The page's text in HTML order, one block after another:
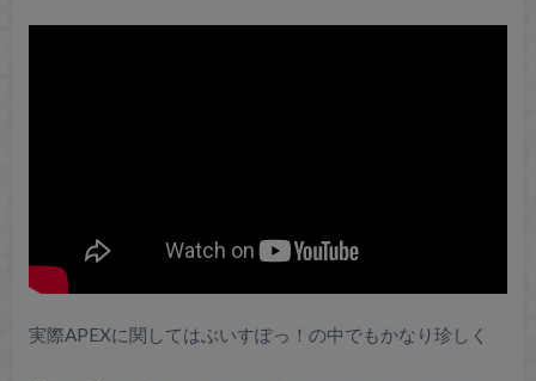
実際APEXに関してはぶいすぽっ！の中でもかなり珍しく